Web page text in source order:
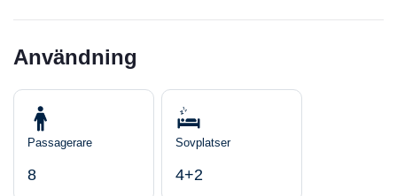
Användning
Passagerare
8
Sovplatser
4+2